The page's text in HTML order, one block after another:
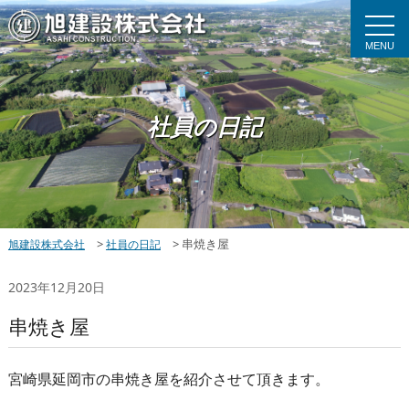
MENU
社員の日記
旭建設株式会社 > 社員の日記 > 串焼き屋
2023年12月20日
串焼き屋
宮崎県延岡市の串焼き屋を紹介させて頂きます。